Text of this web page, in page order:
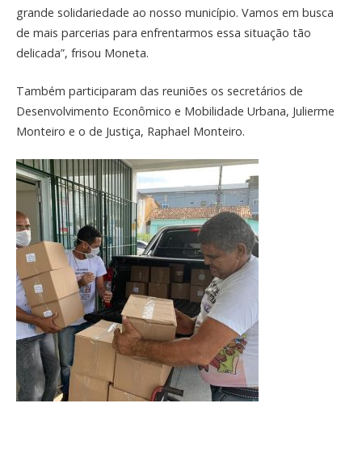
grande solidariedade ao nosso município. Vamos em busca
de mais parcerias para enfrentarmos essa situação tão
delicada”, frisou Moneta.
Também participaram das reuniões os secretários de
Desenvolvimento Econômico e Mobilidade Urbana, Julierme
Monteiro e o de Justiça, Raphael Monteiro.